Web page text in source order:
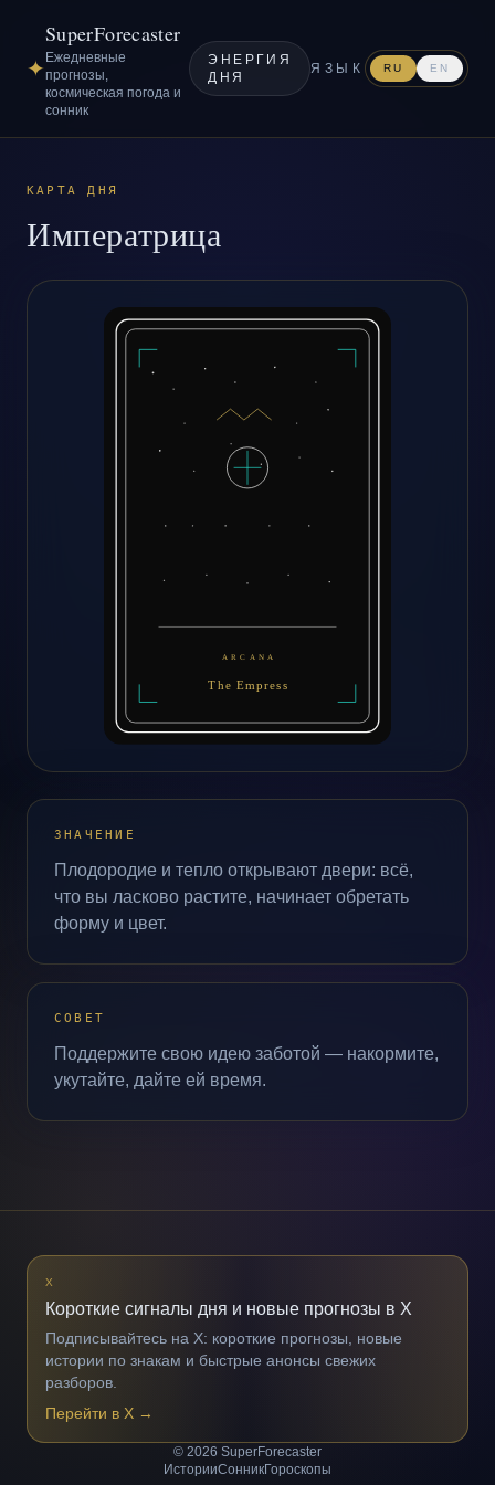
✦
SuperForecaster
Ежедневные
прогнозы,
космическая погода и
сонник
ЭНЕРГИЯ
ДНЯ
ЯЗЫК RU EN
КАРТА ДНЯ
Императрица
ЗНАЧЕНИЕ
Плодородие и тепло открывают двери: всё,
что вы ласково растите, начинает обретать
форму и цвет.
СОВЕТ
Поддержите свою идею заботой — накормите,
укутайте, дайте ей время.
X
Короткие сигналы дня и новые прогнозы в X
Подписывайтесь на X: короткие прогнозы, новые
истории по знакам и быстрые анонсы свежих
разборов.
Перейти в X →
© 2026 SuperForecaster
ИсторииСонникГороскопы